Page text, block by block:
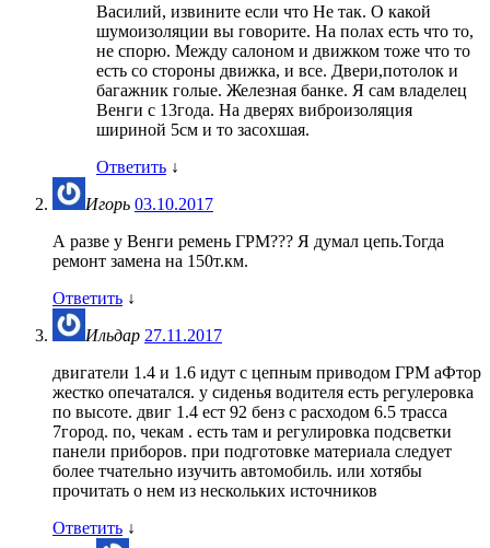
Василий, извините если что Не так. О какой
шумоизоляции вы говорите. На полах есть что то,
не спорю. Между салоном и движком тоже что то
есть со стороны движка, и все. Двери,потолок и
багажник голые. Железная банке. Я сам владелец
Венги с 13года. На дверях виброизоляция
шириной 5см и то засохшая.
Ответить ↓
Игорь 03.10.2017
А разве у Венги ремень ГРМ??? Я думал цепь.Тогда
ремонт замена на 150т.км.
Ответить ↓
Ильдар 27.11.2017
двигатели 1.4 и 1.6 идут с цепным приводом ГРМ аФтор
жестко опечатался. у сиденья водителя есть регулеровка
по высоте. двиг 1.4 ест 92 бенз с расходом 6.5 трасса
7город. по, чекам . есть там и регулировка подсветки
панели приборов. при подготовке материала следует
более тчательно изучить автомобиль. или хотябы
прочитать о нем из нескольких источников
Ответить ↓